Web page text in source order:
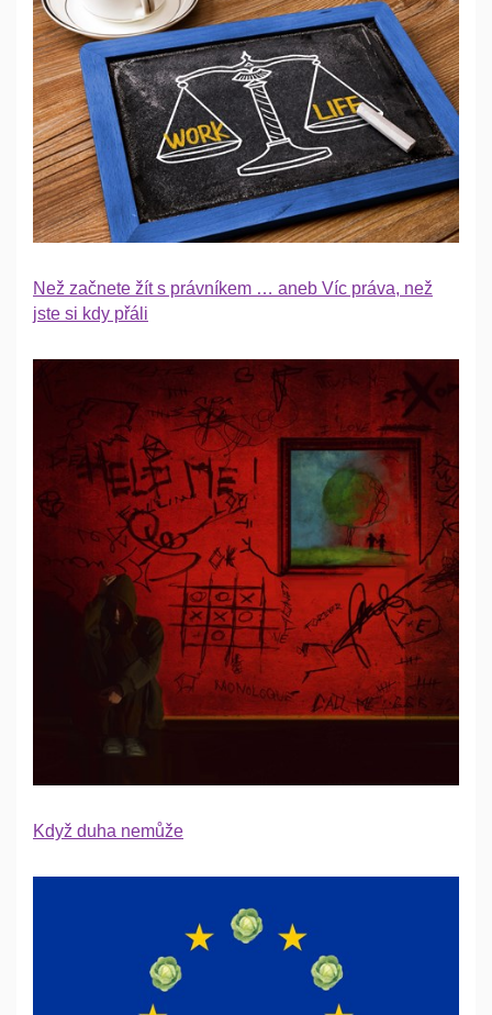
Než začnete žít s právníkem … aneb Víc práva, než
jste si kdy přáli
Když duha nemůže